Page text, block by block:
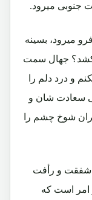
جنوبی میرود.
میرود، بسینه
جهال سمت
و درد دلم را
سعادت شان و
شوخ چشم را
شفقت و رأفت
امر است که